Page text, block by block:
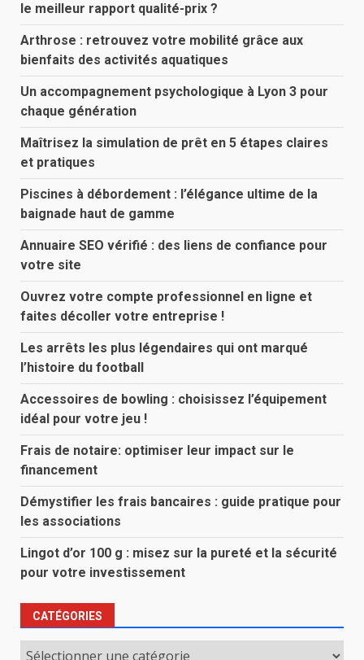
le meilleur rapport qualité-prix ?
Arthrose : retrouvez votre mobilité grâce aux
bienfaits des activités aquatiques
Un accompagnement psychologique à Lyon 3 pour
chaque génération
Maîtrisez la simulation de prêt en 5 étapes claires
et pratiques
Piscines à débordement : l’élégance ultime de la
baignade haut de gamme
Annuaire SEO vérifié : des liens de confiance pour
votre site
Ouvrez votre compte professionnel en ligne et
faites décoller votre entreprise !
Les arrêts les plus légendaires qui ont marqué
l’histoire du football
Accessoires de bowling : choisissez l’équipement
idéal pour votre jeu !
Frais de notaire: optimiser leur impact sur le
financement
Démystifier les frais bancaires : guide pratique pour
les associations
Lingot d’or 100 g : misez sur la pureté et la sécurité
pour votre investissement
CATÉGORIES
Catégories